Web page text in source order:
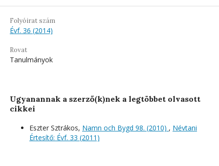
Folyóirat szám
Évf. 36 (2014)
Rovat
Tanulmányok
Ugyanannak a szerző(k)nek a legtöbbet olvasott
cikkei
Eszter Sztrákos, Namn och Bygd 98. (2010) , Névtani
Értesítő: Évf. 33 (2011)